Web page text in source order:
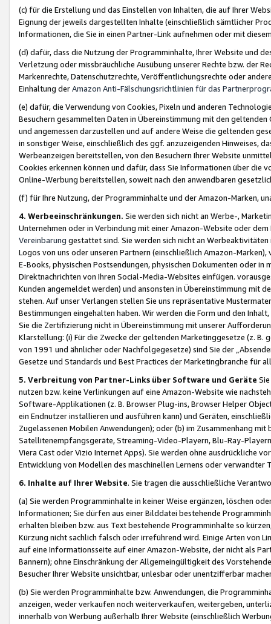
(c) für die Erstellung und das Einstellen von Inhalten, die auf Ihrer
Eignung der jeweils dargestellten Inhalte (einschließlich sämtlicher
Informationen, die Sie in einen Partner-Link aufnehmen oder mit
(d) dafür, dass die Nutzung der Programminhalte, Ihrer Website und
Verletzung oder missbräuchliche Ausübung unserer Rechte bzw. der
Markenrechte, Datenschutzrechte, Veröffentlichungsrechte oder
Einhaltung derAmazon Anti-Fälschungsrichtlinien für das
(e) dafür, die Verwendung von Cookies, Pixeln und anderen
Besuchern gesammelten Daten in Übereinstimmung mit den
und angemessen darzustellen und auf andere Weise die geltenden
in sonstiger Weise, einschließlich des ggf. anzuzeigenden Hinweises,
Werbeanzeigen bereitstellen, von den Besuchern Ihrer Website
Cookies erkennen können und dafür, dass Sie Informationen über die
Online-Werbung bereitstellen, soweit nach den anwendbaren
(f) für Ihre Nutzung, der Programminhalte und der Amazon-Marken,
4. Werbeeinschränkungen. Sie werden sich nicht an Werbe-,
Unternehmen oder in Verbindung mit einer Amazon-Website oder
Vereinbarung gestattet sind. Sie werden sich nicht an
Logos von uns oder unseren Partnern (einschließlich Amazon-
E-Books, physischen Postsendungen, physischen Dokumenten oder in
Direktnachrichten von Ihren Social-Media-Websites einfügen.
Kunden angemeldet werden) und ansonsten in Übereinstimmung mit
stehen. Auf unser Verlangen stellen Sie uns repräsentative
Bestimmungen eingehalten haben. Wir werden die Form und den
Sie die Zertifizierung nicht in Übereinstimmung mit unserer
Klarstellung: (i) Für die Zwecke der geltenden Marketinggesetze (z. B.
von 1991 und ähnlicher oder Nachfolgegesetze) sind Sie der
Gesetze und Standards und Best Practices der Marketingbranche für
5. Verbreitung von Partner-Links über Software und Geräte
nutzen bzw. keine Verlinkungen auf eine Amazon-Website wie
Software-Applikationen (z. B. Browser Plug-ins, Browser Helper
ein Endnutzer installieren und ausführen kann) und Geräten,
Zugelassenen Mobilen Anwendungen); oder (b) im Zusammenhang
Satellitenempfangsgeräte, Streaming-Video-Playern, Blu-Ray-
Viera Cast oder Vizio Internet Apps). Sie werden ohne ausdrückliche
Entwicklung von Modellen des maschinellen Lernens oder
6. Inhalte auf Ihrer Website. Sie tragen die ausschließliche
(a) Sie werden Programminhalte in keiner Weise ergänzen, löschen
Informationen; Sie dürfen aus einer Bilddatei bestehende
erhalten bleiben bzw. aus Text bestehende Programminhalte so
Kürzung nicht sachlich falsch oder irreführend wird. Einige Arten von
auf eine Informationsseite auf einer Amazon-Website, der nicht als
Bannern); ohne Einschränkung der Allgemeingültigkeit des
Besucher Ihrer Website unsichtbar, unlesbar oder unentzifferbar
(b) Sie werden Programminhalte bzw. Anwendungen, die
anzeigen, weder verkaufen noch weiterverkaufen, weitergeben,
innerhalb von Werbung außerhalb Ihrer Website (einschließlich